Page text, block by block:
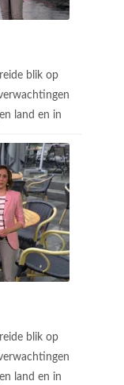
blik op
land en in
blik op
land en in